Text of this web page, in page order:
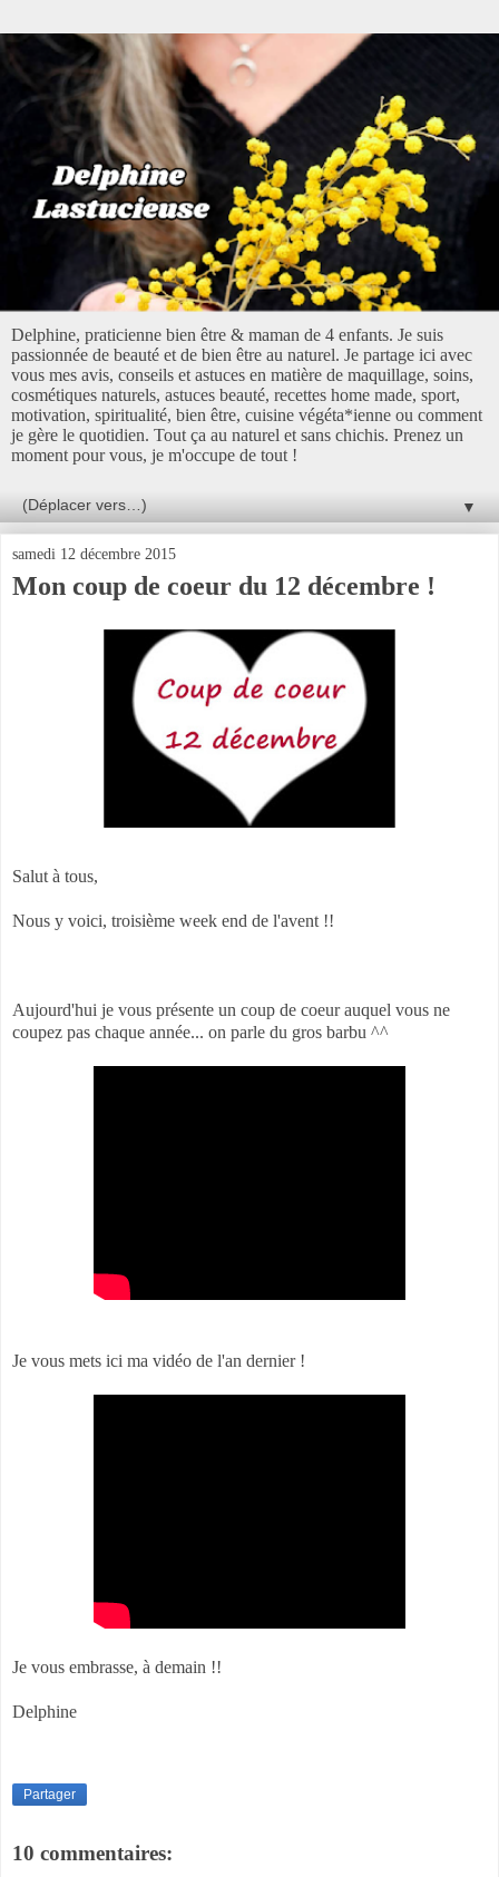
Delphine, praticienne bien être & maman de 4 enfants. Je suis
passionnée de beauté et de bien être au naturel. Je partage ici avec
vous mes avis, conseils et astuces en matière de maquillage, soins,
cosmétiques naturels, astuces beauté, recettes home made, sport,
motivation, spiritualité, bien être, cuisine végéta*ienne ou comment
je gère le quotidien. Tout ça au naturel et sans chichis. Prenez un
moment pour vous, je m'occupe de tout !
▼
samedi 12 décembre 2015
Mon coup de coeur du 12 décembre !
Salut à tous,
Nous y voici, troisième week end de l'avent !!
Aujourd'hui je vous présente un coup de coeur auquel vous ne
coupez pas chaque année... on parle du gros barbu ^^
Je vous mets ici ma vidéo de l'an dernier !
Je vous embrasse, à demain !!
Delphine
Partager
10 commentaires: